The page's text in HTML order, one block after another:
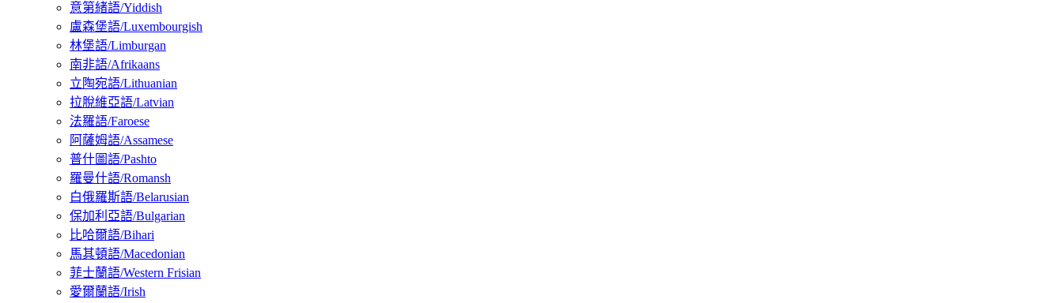
意第緒語/Yiddish
盧森堡語/Luxembourgish
林堡語/Limburgan
南非語/Afrikaans
立陶宛語/Lithuanian
拉脫維亞語/Latvian
法羅語/Faroese
阿薩姆語/Assamese
普什圖語/Pashto
羅曼什語/Romansh
白俄羅斯語/Belarusian
保加利亞語/Bulgarian
比哈爾語/Bihari
馬其頓語/Macedonian
菲士蘭語/Western Frisian
愛爾蘭語/Irish